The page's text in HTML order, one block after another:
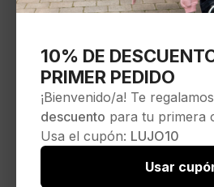
10% DE
PRIMER PEDIDO
¡Bienvenido/a! Te
descuento para tu primera
Usa el cupón: LUJO10
Usar